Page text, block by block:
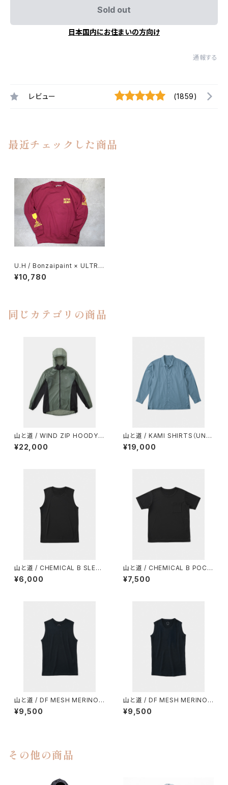
Sold out
日本国内にお住まいの方向け
通報する
レビュー (1859)
最近チェックした商品
U.H / Bonzaipaint × ULTRA
HEAVY SWEAT SHIRTS
¥10,780
同じカテゴリの商品
山と道 / WIND ZIP HOODY
（UNISEX）
¥22,000
山と道 / KAMI SHIRTS（UNIS
EX）
¥19,000
山と道 / CHEMICAL B SLEEV
ELESS（MEN）
¥6,000
山と道 / CHEMICAL B POCK
ET T-SHIRT（UNISEX）
¥7,500
山と道 / DF MESH MERINO
SLEEVELESS（MEN）
¥9,500
山と道 / DF MESH MERINO
SLEEVELESS（WOMEN）
¥9,500
その他の商品